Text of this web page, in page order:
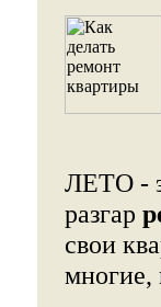
ЛЕТО -
разгар
свои